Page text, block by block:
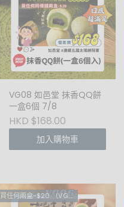
VG08 如邑堂 抹香QQ餅
一盒6個 7/8
HKD $168.00
加入購物車
買任何兩盒-$20 （VG01，03，05，06，08，09）